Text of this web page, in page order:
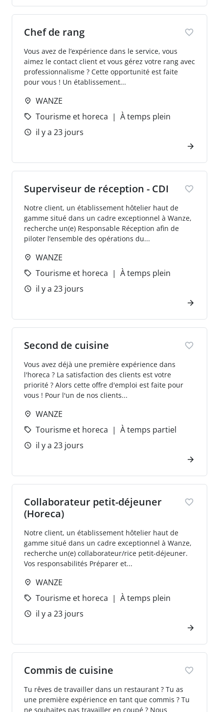
Chef de rang
Vous avez de l’expérience dans le service, vous
aimez le contact client et vous gérez votre rang avec
professionnalisme ? Cette opportunité est faite
pour vous ! Un établissement...
WANZE
Tourisme et horeca
À temps plein
il y a 23 jours
Superviseur de réception - CDI
Notre client, un établissement hôtelier haut de
gamme situé dans un cadre exceptionnel à Wanze,
recherche un(e) Responsable Réception afin de
piloter l’ensemble des opérations du...
WANZE
Tourisme et horeca
À temps plein
il y a 23 jours
Second de cuisine
Vous avez déjà une première expérience dans
l'horeca ? La satisfaction des clients est votre
priorité ? Alors cette offre d'emploi est faite pour
vous ! Pour l'un de nos clients...
WANZE
Tourisme et horeca
À temps partiel
il y a 23 jours
Collaborateur petit-déjeuner
(Horeca)
Notre client, un établissement hôtelier haut de
gamme situé dans un cadre exceptionnel à Wanze,
recherche un(e) collaborateur/rice petit-déjeuner.
Vos responsabilités Préparer et...
WANZE
Tourisme et horeca
À temps plein
il y a 23 jours
Commis de cuisine
Tu rêves de travailler dans un restaurant ? Tu as
une première expérience en tant que commis ? Tu
ne souhaites pas travailler en coupé ? Nous